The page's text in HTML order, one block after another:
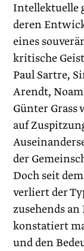
Intellektuelle
deren
eines
kritische
Paul Sartre,
Arendt,
Günter
auf
der
Doch seit
verliert der
zusehends
konstatiert
und den